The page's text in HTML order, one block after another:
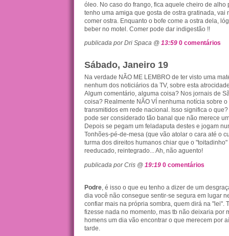
óleo. No caso do frango, fica aquele cheiro de alho
tenho uma amiga que gosta de ostra gratinada, vai
comer ostra. Enquanto o bofe come a ostra dela,
beber no motel. Comer pode dar indigestão !!
publicada por Dri Spaca @ 13:59 0 comentários
Sábado, Janeiro 19
Na verdade NÃO ME LEMBRO de ter visto uma
nenhum dos noticiários da TV, sobre esta
Algum comentário, alguma coisa? Nos jornais de
coisa? Realmente NÃO VÍ nenhuma notícia sobre
transmitidos em rede nacional. Isso significa o
pode ser considerado tão banal que não merece
Depois se pegam um feladaputa destes e jogam
Tonhões-pé-de-mesa (que vão atolar o cara até o
turma dos direitos humanos chiar que o "toitadinho"
reeducado, reintegrado... Ah, não aguento!
publicada por Cris @ 19:19 0 comentários
Podre , é isso o que eu tenho a dizer de um
dia você não consegue sentir-se segura em lugar
confiar mais na própria sombra, quem dirá na "lei".
fizesse nada no momento, mas tb não deixaria por
homens um dia vão encontrar o que merecem por
tarde.